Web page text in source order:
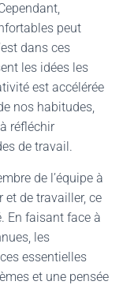
peut
dans ces
les idées les
est accélérée
nos habitudes,
réfléchir
de travail.
de l’équipe à
et de travailler, ce
En faisant face à
les
essentielles
et une pensée